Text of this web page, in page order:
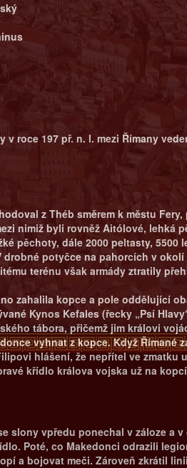
roce 197 př. n. l. mezi Římany
z Théb směrem k městu
nimiž byli rovněž Aitólové,
pěchoty, dále 2000 peltasty,
drobné potyčce na pahorcích v
terénu však armády ztratily
zahalila kopce a pole oddělující
Kynos Kefales (řecky „Psí
tábora, přičemž jim královi
vyhnat z kopce. Když
hlášení, že nepřítel ve
křídlo králova vojska už na
slony vpředu ponechal v záloze
Poté, co Makedonci odrazili
a bojovat meči. Zároveň zkrátil